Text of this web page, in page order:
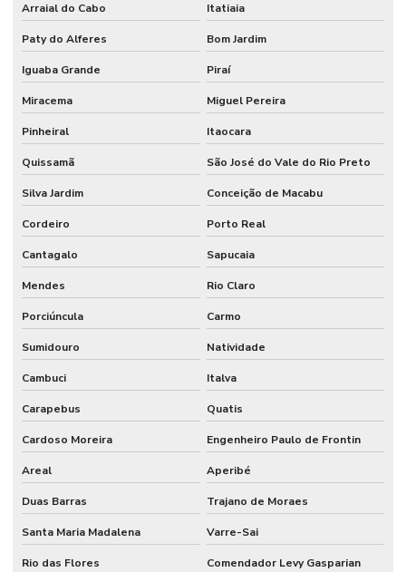
Controle de acesso henry manual
Controle de acesso intelbras manual
Controle de acesso intelbras preço
Controle de acesso portaria
Controle de acesso portaria empresa
Controle de acesso residencial
Controle de acesso veicular
Controle de acesso de veículos para condomínios
Controle de acesso de veículos por tag
Controle biométrico para condomínios
Controle de entrada e saída condomínio
Empresa de cancelas
Empresa de controle de acesso
Arraial do Cabo Itatiaia
Paty do Alferes Bom Jardim
Iguaba Grande Piraí
Miracema Miguel Pereira
Pinheiral Itaocara
Quissamã São José do Vale do Rio Preto
Silva Jardim Conceição de Macabu
Cordeiro Porto Real
Cantagalo Sapucaia
Mendes Rio Claro
Porciúncula Carmo
Sumidouro Natividade
Cambuci Italva
Carapebus Quatis
Cardoso Moreira Engenheiro Paulo de Frontin
Areal Aperibé
Duas Barras Trajano de Moraes
Santa Maria Madalena Varre-Sai
Rio das Flores Comendador Levy Gasparian